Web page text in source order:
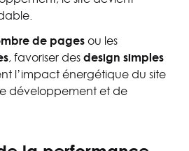
de pagesou les
, favoriser desdesign simples
l’impact énergétique du site
développement et de